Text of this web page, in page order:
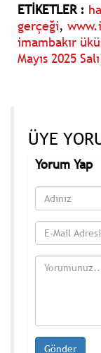
ETİKETLER :
gerçeği,
imambakır
Mayıs 2025
ÜYE
Yorum Yap